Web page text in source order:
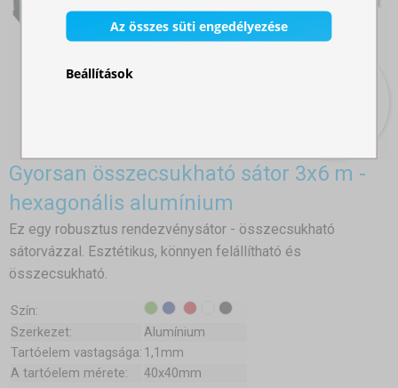
Gyorsan összecsukható sátor 3x6 m -
hexagonális alumínium
Ez egy robusztus rendezvénysátor - összecsukható
sátorvázzal. Esztétikus, könnyen felállítható és
összecsukható.
Szín:
Szerkezet:
Alumínium
Tartóelem vastagsága: 1,1mm
A tartóelem mérete:
40x40mm
Az összes süti engedélyezése
Beállítások